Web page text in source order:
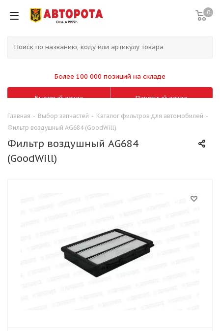
0
Более 100 000 позиций на складе
Быстрый заказ Пакетный заказ
Главная - Выбор запчастей - Каталог фильтров для автомобилей -
Фильтр воздушный AG684 (GoodWill)
Фильтр воздушный AG684
(GoodWill)